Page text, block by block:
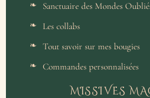
Sanctuaire des Mondes
Les collabs
Tout savoir sur mes bougies
Commandes personnalisées
MISSIVES